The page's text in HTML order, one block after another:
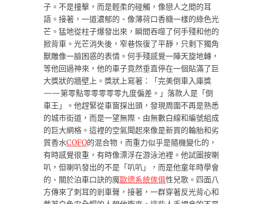
子。不是撞擊，而是輕柔的碰觸，像戀人之間的耳
語。接著，一道濃郁的、像薄荷口香糖一樣的綠色光
芒。猛地從柱子爆發出來，瞬間吞噬了何手殘和他的
掀背車。光芒消失後，窄巷恢復了平靜，只剩下獨角
獸雕像一臉困惑的表情。何手殘感覺一陣天旋地轉，
等他回過神來，他的車子竟然垂直停在一個貼滿了巨
大獎狀的牆壁上。獎狀上寫著：「完美倒車入庫獎
——第零點零零零零零九度偏差。」落款人是「倒
車王」。他趕緊從車窗探出頭，發現周圍不再是熟悉
的城市街道，而是一望無際、由無數白線和編號組成
的巨大網格。這裡的空氣聞起來像是新買的輪胎和劣
質香水COFO的混合物，而重力似乎是隨機變化的，
有時感覺很重，有時像漂浮在游泳池裡。他試圖按喇
叭，但喇叭發出的不是「叭叭」，而是他童年時學會
的、關於泊車口訣的魔歐德系統傢俱性兒歌。四面八
方傳來了刺耳的剎車聲，接著，一群穿著反光背心和